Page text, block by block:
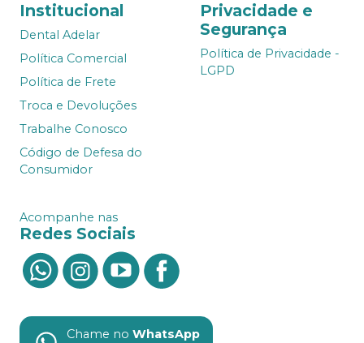
Institucional
Dental Adelar
Política Comercial
Política de Frete
Troca e Devoluções
Trabalhe Conosco
Código de Defesa do
Consumidor
Privacidade e
Segurança
Política de Privacidade -
LGPD
Acompanhe nas
Redes Sociais
Chame no WhatsApp